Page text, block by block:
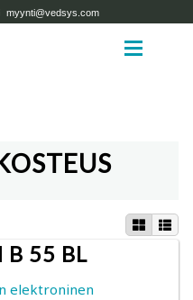
myynti@vedsys.com
B 55 BL
elektroninen